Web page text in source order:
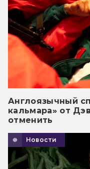
Англоязычный
кальмара» от
отменить
Новости